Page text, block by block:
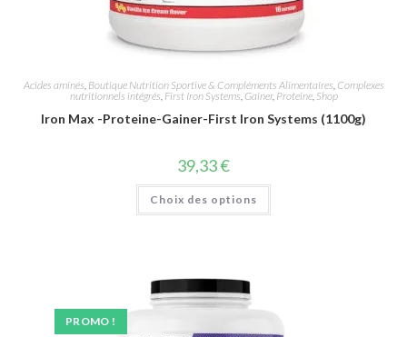
Acides aminés, Boutique Nutrition Sportive & Compléments Alimentaires, Complexes
nutritionnels intégrés, First Iron Systems, Gainer, Proteine, Shop
Iron Max -Proteine-Gainer-First Iron Systems (1100g)
39,33€
Choix des options
PROMO !